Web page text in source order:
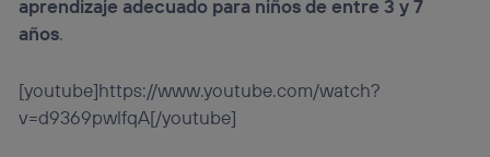
aprendizaje adecuado para niños de entre 3 y 7
años.
[youtube]https://www.youtube.com/watch?
v=d9369pwlfqA[/youtube]